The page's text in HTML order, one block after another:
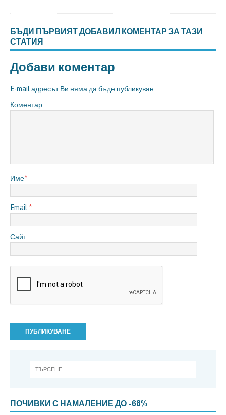
БЪДИ ПЪРВИЯТ ДОБАВИЛ КОМЕНТАР ЗА ТАЗИ
СТАТИЯ
Добави коментар
E-mail адресът Ви няма да бъде публикуван
Коментар
Име*
Email *
Сайт
ПОЧИВКИ С НАМАЛЕНИЕ ДО -68%